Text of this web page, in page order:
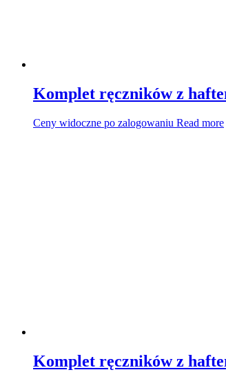
Komplet ręczników z
Ceny widoczne po zalogowaniu Read more
Komplet ręczników z